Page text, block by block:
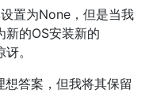
置为None，但是当我
的OS安装新的
。
答案，但我将其保留